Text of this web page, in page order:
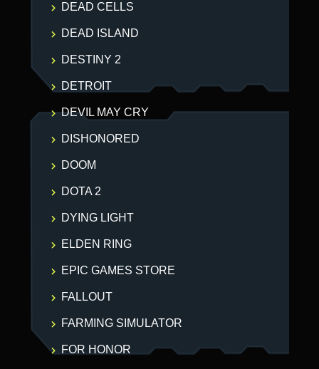
DEAD CELLS
DEAD ISLAND
DESTINY 2
DETROIT
DEVIL MAY CRY
DISHONORED
DOOM
DOTA 2
DYING LIGHT
ELDEN RING
EPIC GAMES STORE
FALLOUT
FARMING SIMULATOR
FOR HONOR